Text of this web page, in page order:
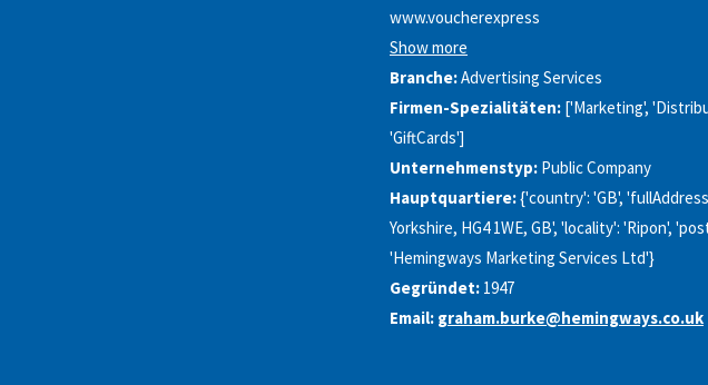
www.voucherexpress
Show more
Branche:Advertising Services
Firmen-Spezialitäten: ['Marketing',
'GiftCards']
Unternehmenstyp: Public Company
Hauptquartiere:{'country': 'GB',
Yorkshire, HG4 1WE, GB', 'locality': 'Ripon',
'Hemingways Marketing Services Ltd'}
Gegründet: 1947
Email: graham.burke@hemingways.co.uk